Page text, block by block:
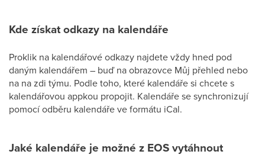
Kde získat odkazy na kalendáře
Proklik na kalendářové odkazy najdete vždy hned pod
daným kalendářem – buď na obrazovce Můj přehled nebo
na na zdi týmu. Podle toho, které kalendáře si chcete s
kalendářovou appkou propojit. Kalendáře se synchronizují
pomocí odběru kalendáře ve formátu iCal.
Jaké kalendáře je možné z EOS vytáhnout